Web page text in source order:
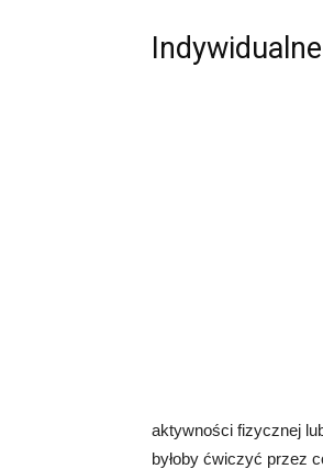
aktywności fizycznej
byłoby ćwiczyć przez